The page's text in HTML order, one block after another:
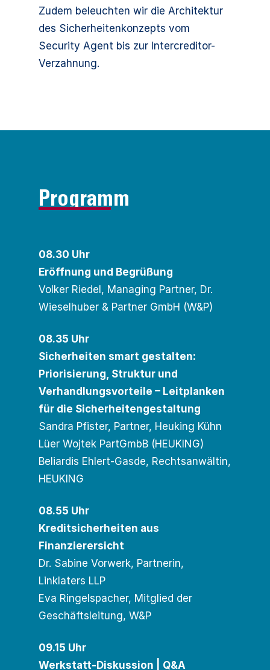
Zudem beleuchten wir die Architektur
des Sicherheitenkonzepts vom
Security Agent bis zur Intercreditor-
Verzahnung.
Programm
08.30 Uhr
Eröffnung und Begrüßung
Volker Riedel, Managing Partner, Dr.
Wieselhuber & Partner GmbH (W&P)
08.35 Uhr
Sicherheiten smart gestalten:
Priorisierung, Struktur und
Verhandlungsvorteile – Leitplanken
für die Sicherheitengestaltung
Sandra Pfister, Partner, Heuking Kühn
Lüer Wojtek PartGmbB (HEUKING)
Beliardis Ehlert-Gasde, Rechtsanwältin,
HEUKING
08.55 Uhr
Kreditsicherheiten aus
Finanzierersicht
Dr. Sabine Vorwerk, Partnerin,
Linklaters LLP
Eva Ringelspacher, Mitglied der
Geschäftsleitung, W&P
09.15 Uhr
Werkstatt-Diskussion | Q&A